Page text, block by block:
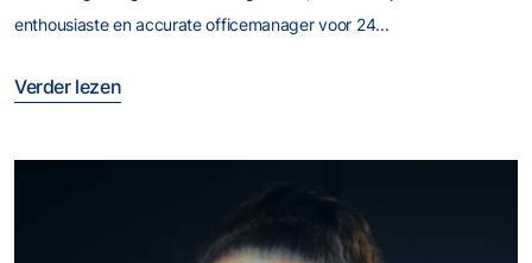
enthousiaste en accurate officemanager voor 24...
Verder lezen